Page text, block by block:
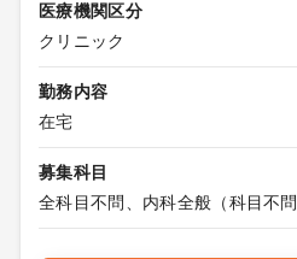
医療機関区分
クリニック
勤務内容
在宅
募集科目
全科目不問、内科全般（科目不